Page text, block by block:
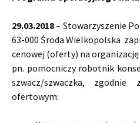
29.03.2018– Stowarzyszenie
63-000 Środa Wielkopolska
cenowej (oferty) na
pn. pomocniczy robotnik
szwacz/szwaczka,
ofertowym: